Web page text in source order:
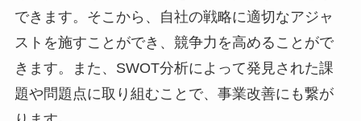
できます。そこから、自社の戦略に適切なアジャ
ストを施すことができ、競争力を高めることがで
きます。また、SWOT分析によって発見された課
題や問題点に取り組むことで、事業改善にも繋が